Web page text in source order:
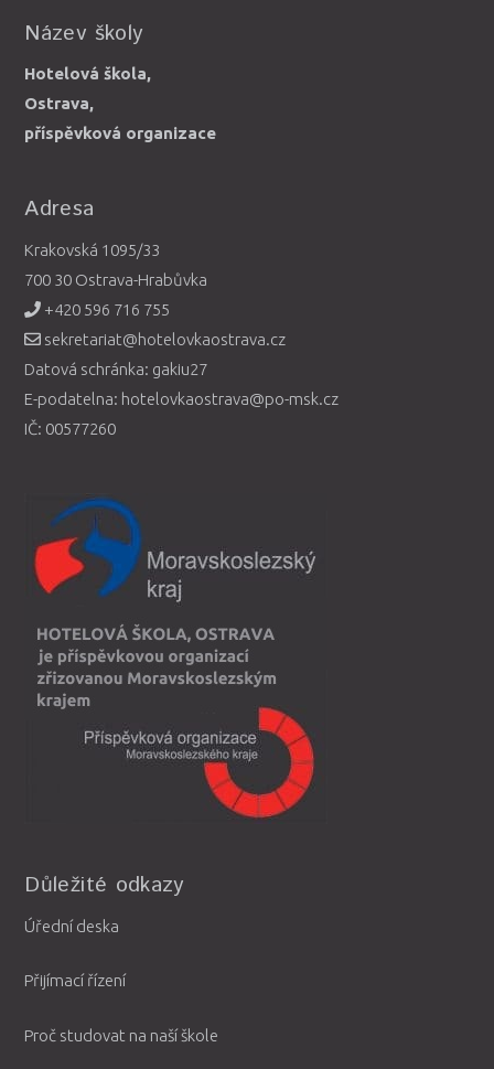
Název školy
Hotelová škola,
Ostrava,
příspěvková organizace
Adresa
Krakovská 1095/33
700 30 Ostrava-Hrabůvka
+420 596 716 755
sekretariat@hotelovkaostrava.cz
Datová schránka: gakiu27
E-podatelna: hotelovkaostrava@po-msk.cz
IČ: 00577260
Důležité odkazy
Úřední deska
Přijímací řízení
Proč studovat na naší škole